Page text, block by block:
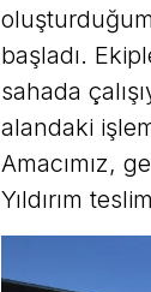
başladı.
sahada
alandaki
Amacımız,
Yıldırım